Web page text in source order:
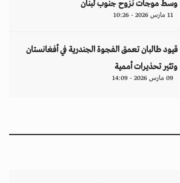
وسط موجات نزوح جنوب لبنان
11 مارس 2026 - 10:26
قيود طالبان تعمق الفجوة الجندرية في أفغانستان
وتثير تحذيرات أممية
09 مارس 2026 - 14:09